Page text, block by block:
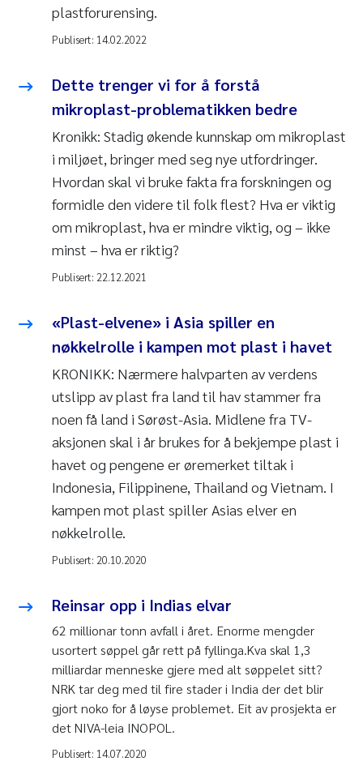
plastforurensing.
Publisert: 14.02.2022
Dette trenger vi for å forstå
mikroplast-problematikken bedre
Kronikk: Stadig økende kunnskap om mikroplast
i miljøet, bringer med seg nye utfordringer.
Hvordan skal vi bruke fakta fra forskningen og
formidle den videre til folk flest? Hva er viktig
om mikroplast, hva er mindre viktig, og – ikke
minst – hva er riktig?
Publisert: 22.12.2021
«Plast-elvene» i Asia spiller en
nøkkelrolle i kampen mot plast i havet
KRONIKK: Nærmere halvparten av verdens
utslipp av plast fra land til hav stammer fra
noen få land i Sørøst-Asia. Midlene fra TV-
aksjonen skal i år brukes for å bekjempe plast i
havet og pengene er øremerket tiltak i
Indonesia, Filippinene, Thailand og Vietnam. I
kampen mot plast spiller Asias elver en
nøkkelrolle.
Publisert: 20.10.2020
Reinsar opp i Indias elvar
62 millionar tonn avfall i året. Enorme mengder
usortert søppel går rett på fyllinga.Kva skal 1,3
milliardar menneske gjere med alt søppelet sitt?
NRK tar deg med til fire stader i India der det blir
gjort noko for å løyse problemet. Eit av prosjekta er
det NIVA-leia INOPOL.
Publisert: 14.07.2020